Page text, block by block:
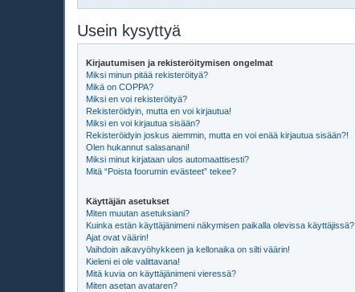
Usein kysyttyä
Kirjautumisen ja rekisteröitymisen ongelmat
Miksi minun pitää rekisteröityä?
Mikä on COPPA?
Miksi en voi rekisteröityä?
Rekisteröidyin, mutta en voi kirjautua!
Miksi en voi kirjautua sisään?
Rekisteröidyin joskus aiemmin, mutta en voi enää kirjautua sisään?!
Olen hukannut salasanani!
Miksi minut kirjataan ulos automaattisesti?
Mitä “Poista foorumin evästeet” tekee?
Käyttäjän asetukset
Miten muutan asetuksiani?
Kuinka estän käyttäjänimeni näkymisen paikalla olevissa käyttäjissä?
Ajat ovat väärin!
Vaihdoin aikavyöhykkeen ja kellonaika on silti väärin!
Kieleni ei ole valittavana!
Mitä kuvia on käyttäjänimeni vieressä?
Miten asetan avataren?